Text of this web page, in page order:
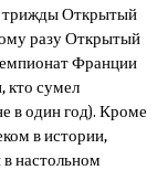
трижды Открытый
разу Открытый
Франции
кто сумел
в один год). Кроме
в истории,
настольном